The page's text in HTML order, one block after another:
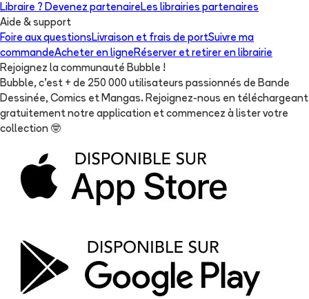
Libraire ? Devenez partenaire Les librairies partenaires
Aide & support
Foire aux questions Livraison et frais de portSuivre ma
commandeAcheter en ligne Réserver et retirer en librairie
Rejoignez la communauté Bubble !
Bubble, c'est + de 250 000 utilisateurs passionnés de Bande
Dessinée, Comics et Mangas. Rejoignez-nous en téléchargeant
gratuitement notre application et commencez à lister votre
collection 🤓